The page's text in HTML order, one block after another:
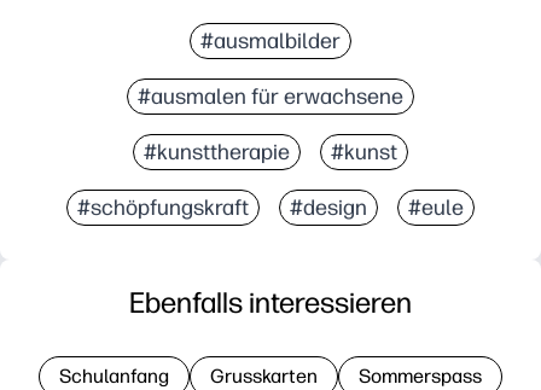
#ausmalbilder
#ausmalen für erwachsene
#kunsttherapie #kunst
#schöpfungskraft #design #eule
Ebenfalls interessieren
Schulanfang Grusskarten Sommerspass